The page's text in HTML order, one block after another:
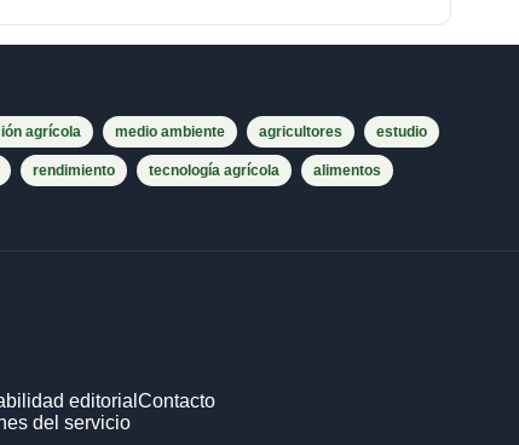
agrícola medio ambiente agricultores estudio
rendimiento tecnología agrícola alimentos
editorial Contacto
del servicio